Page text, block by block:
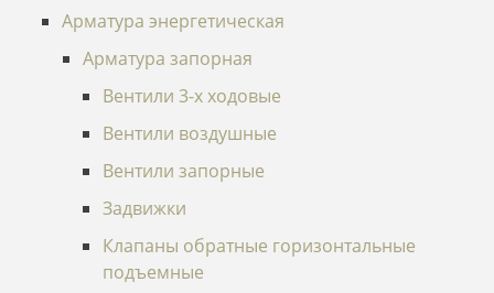
Арматура энергетическая
Арматура запорная
Вентили 3-х ходовые
Вентили воздушные
Вентили запорные
Задвижки
Клапаны обратные горизонтальные
подъемные